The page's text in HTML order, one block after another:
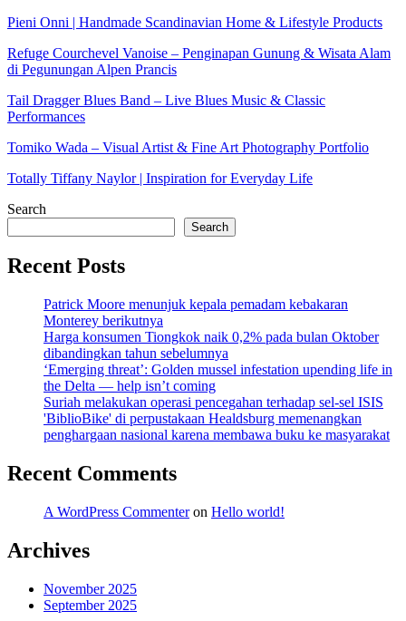
Pieni Onni | Handmade Scandinavian Home & Lifestyle Products
Refuge Courchevel Vanoise – Penginapan Gunung & Wisata Alam
di Pegunungan Alpen Prancis
Tail Dragger Blues Band – Live Blues Music & Classic
Performances
Tomiko Wada – Visual Artist & Fine Art Photography Portfolio
Totally Tiffany Naylor | Inspiration for Everyday Life
Search
Search
Recent Posts
Patrick Moore menunjuk kepala pemadam kebakaran
Monterey berikutnya
Harga konsumen Tiongkok naik 0,2% pada bulan Oktober
dibandingkan tahun sebelumnya
‘Emerging threat’: Golden mussel infestation upending life in
the Delta — help isn’t coming
Suriah melakukan operasi pencegahan terhadap sel-sel ISIS
'BiblioBike' di perpustakaan Healdsburg memenangkan
penghargaan nasional karena membawa buku ke masyarakat
Recent Comments
A WordPress Commenteron Hello world!
Archives
November 2025
September 2025